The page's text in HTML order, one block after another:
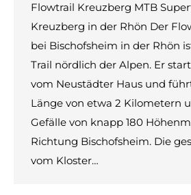
Flowtrail Kreuzberg MTB
Kreuzberg in der Rhön Der
bei Bischofsheim in der Rhön
Trail nördlich der Alpen. Er
vom Neustädter Haus und
Länge von etwa 2 Kilometern
Gefälle von knapp 180
Richtung Bischofsheim. Die
vom Kloster…